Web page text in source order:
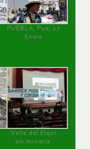
PUEBLA, Pue, 27
Enero
Valle del Elqui
sin minería.